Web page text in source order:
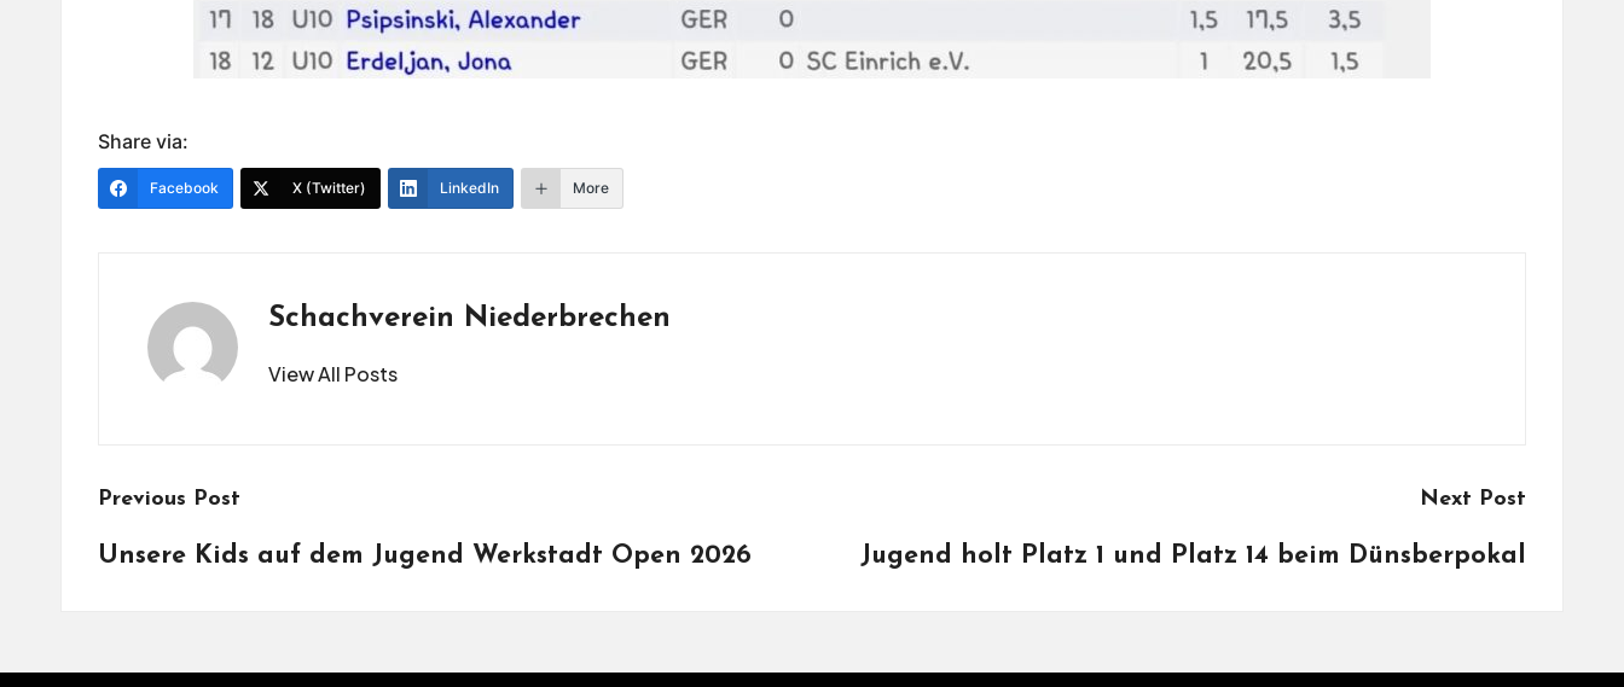
Share via:
Facebook X (Twitter) LinkedIn More
Schachverein Niederbrechen
View All Posts
Post
navigation
Previous Post
Unsere Kids auf dem Jugend Werkstadt Open 2026
Next Post
Jugend holt Platz 1 und Platz 14 beim Dünsberpokal